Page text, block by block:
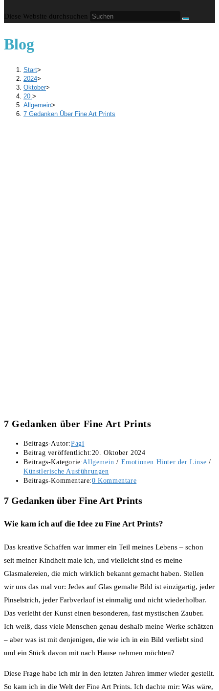
Diese Website durchsuchen
Blog
Start>
2024>
Oktober>
20. >
Allgemein>
7 Gedanken Über Fine Art Prints
7 Gedanken über Fine Art Prints
Beitrags-Autor:Pagi
Beitrag veröffentlicht:20. Oktober 2024
Beitrags-Kategorie:Allgemein / Emotionen Hinter der Linse /
Künstlerische Ausführungen
Beitrags-Kommentare:0 Kommentare
7 Gedanken über Fine Art Prints
Wie kam ich auf die Idee zu Fine Art Prints?
Das kreative Schaffen war immer ein Teil meines Lebens – schon
seit meiner Kindheit male ich, und vielleicht sind es meine
Glasmalereien, die mich wirklich bekannt gemacht haben. Stellen
wir uns das mal vor: Jedes auf Glas gemalte Bild ist einzigartig, jeder
Pinselstrich, jeder Farbverlauf ist einmalig und nicht wiederholbar.
Das verleiht der Kunst einen besonderen, fast mystischen Zauber.
Ich weiß, dass viele Menschen genau deshalb meine Werke schätzen
– aber was ist mit denjenigen, die wie ich in ein Bild verliebt sind
und ein Stück davon mit nach Hause nehmen möchten?
Diese Frage habe ich mir in den letzten Jahren immer wieder gestellt.
So kam ich in die Welt der Fine Art Prints. Ich dachte mir: Was wäre,